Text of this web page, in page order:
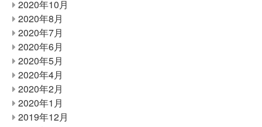
2020年10月
2020年8月
2020年7月
2020年6月
2020年5月
2020年4月
2020年2月
2020年1月
2019年12月